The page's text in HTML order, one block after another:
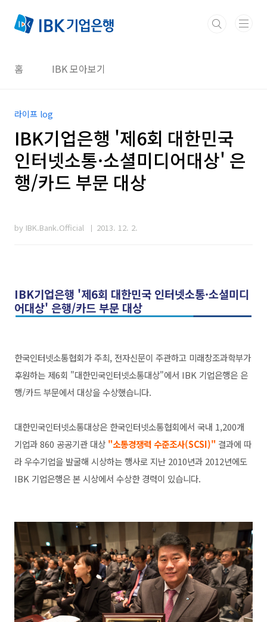
홈 IBK 모아보기
라이프 log
IBK기업은행 '제6회 대한민국
인터넷소통·소셜미디어대상' 은
행/카드 부문 대상
by IBK.Bank.Official 2013. 12. 2.
IBK기업은행 '제6회 대한민국 인터넷소통·소셜미디
어대상' 은행/카드 부문 대상
한국인터넷소통협회가 주최, 전자신문이 주관하고 미래창조과학부가
후원하는 제6회 "대한민국인터넷소통대상"에서 IBK 기업은행은 은
행/카드 부문에서 대상을 수상했습니다.
대한민국인터넷소통대상은 한국인터넷소통협회에서 국내 1,200개
기업과 860 공공기관 대상 "소통경쟁력 수준조사(SCSI)" 결과에 따
라 우수기업을 발굴해 시상하는 행사로지난 2010년과 2012년에도
IBK 기업은행은 본 시상에서 수상한 경력이 있습니다.